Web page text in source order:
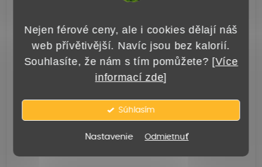
Nejen férové ceny, ale i cookies dělají náš
web přívětivější. Navíc jsou bez kalorií.
Souhlasíte, že nám s tím pomůžete? [Více
informací zde]
Súhlasím
Nastavenie Odmietnuť
Odoberte 2 g prášku.
Rozmiešajte v 100–250 ml vody a vypite.
Účinky sa nemusia dostaviť okamžite.
Ďalšiu dávku užite s časovým odstupom,
max. 10 g denne.